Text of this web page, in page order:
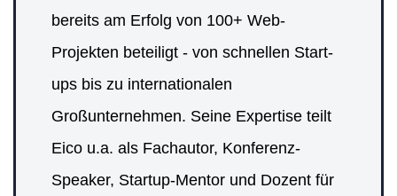
bereits am Erfolg von 100+ Web-
Projekten beteiligt - von schnellen Start-
ups bis zu internationalen
Großunternehmen. Seine Expertise teilt
Eico u.a. als Fachautor, Konferenz-
Speaker, Startup-Mentor und Dozent für